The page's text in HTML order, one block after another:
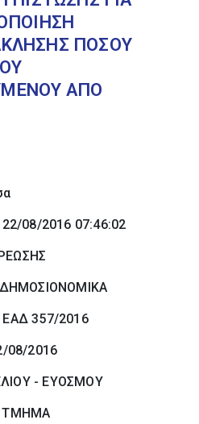
ΠΟΣΟΥ
ΑΠΟ
22/08/2016 07:46:02
ΔΗΜΟΣΙΟΝΟΜΙΚΑ
ΕΑΔ 357/2016
08/2016
- ΕΥΟΣΜΟΥ
ΤΜΗΜΑ